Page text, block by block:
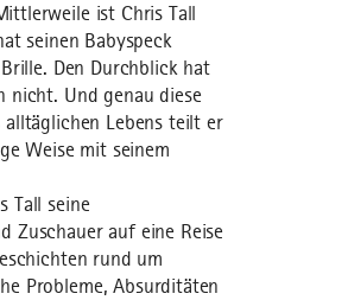
ist Chris Tall
seinen Babyspeck
Den Durchblick hat
nicht. Und genau diese
Lebens teilt er
Weise mit seinem
Tall seine
Zuschauer auf eine Reise
rund um
Probleme, Absurditäten